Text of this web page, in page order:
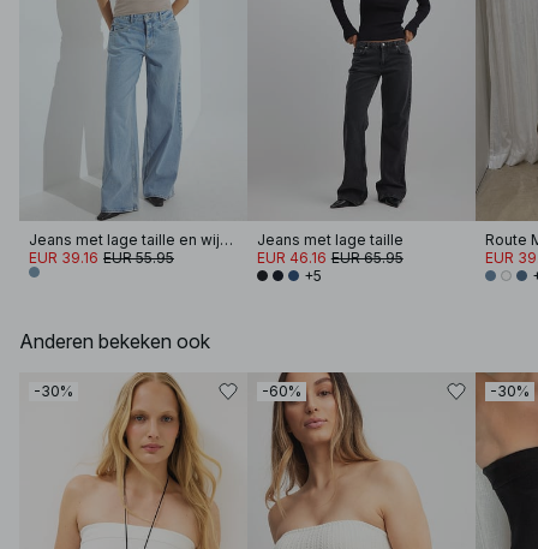
Jeans met lage taille en wijde pijpen en naaddetails
EUR 39.16 EUR 55.95
Jeans met lage taille
EUR 46.16 EUR 65.95
+5
EUR
Anderen bekeken ook
-30% -60% -30%